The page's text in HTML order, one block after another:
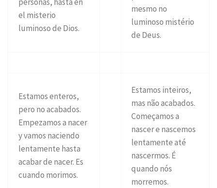
el misterio
luminoso de Dios.
mesmo no
luminoso mistério
de Deus.
Estamos enteros,
pero no acabados.
Empezamos a nacer
y vamos naciendo
lentamente hasta
acabar de nacer. Es
cuando morimos.
Estamos inteiros,
mas não acabados.
Começamos a
nascer e nascemos
lentamente até
nascermos. É
quando nós
morremos.